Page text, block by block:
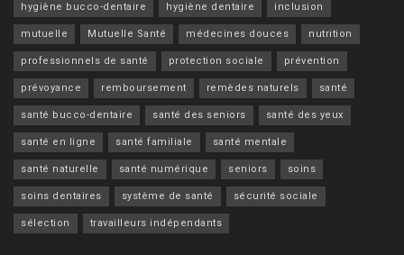
hygiène bucco-dentaire hygiène dentaire inclusion
mutuelle Mutuelle Santé médecines douces nutrition
professionnels de santé protection sociale prévention
prévoyance remboursement remèdes naturels santé
santé bucco-dentaire santé des seniors santé des yeux
santé en ligne santé familiale santé mentale
santé naturelle santé numérique seniors soins
soins dentaires système de santé sécurité sociale
sélection travailleurs indépendants